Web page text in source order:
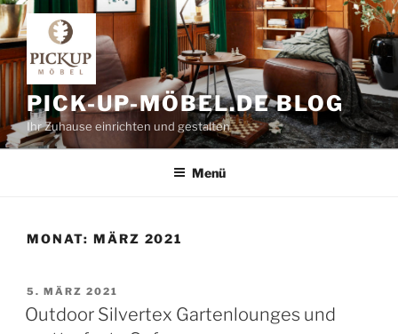
Zum
Inhalt
springen
PICK-UP-MÖBEL.DE BLOG
Ihr Zuhause einrichten und gestalten
Menü
MONAT: MÄRZ 2021
VERÖFFENTLICHT
AM
5. MÄRZ 2021
Outdoor Silvertex Gartenlounges und